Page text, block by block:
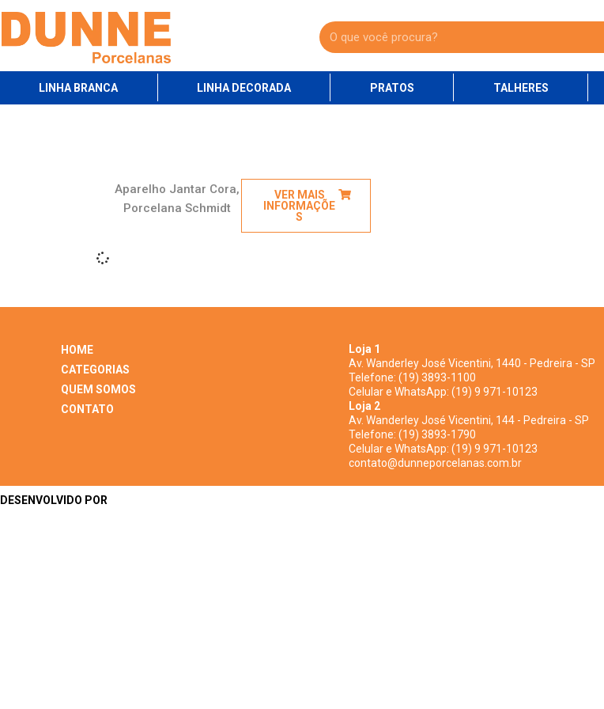
LINHA BRANCA LINHA DECORADA PRATOS TALHERES
Aparelho Jantar Cora,
Porcelana Schmidt
VER MAIS
INFORMAÇÕE
S
HOME
CATEGORIAS
QUEM SOMOS
CONTATO
Loja 1
Av. Wanderley José Vicentini, 1440 - Pedreira - SP
Telefone: (19) 3893-1100
Celular e WhatsApp: (19) 9 971-10123
Loja 2
Av. Wanderley José Vicentini, 144 - Pedreira - SP
Telefone: (19) 3893-1790
Celular e WhatsApp: (19) 9 971-10123
contato@dunneporcelanas.com.br
DESENVOLVIDO POR